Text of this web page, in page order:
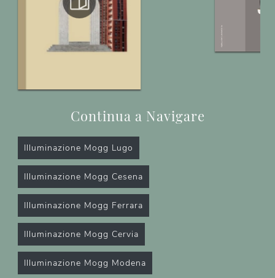
Continua a Navigare
Illuminazione Mogg Lugo
Illuminazione Mogg Cesena
Illuminazione Mogg Ferrara
Illuminazione Mogg Cervia
Illuminazione Mogg Modena